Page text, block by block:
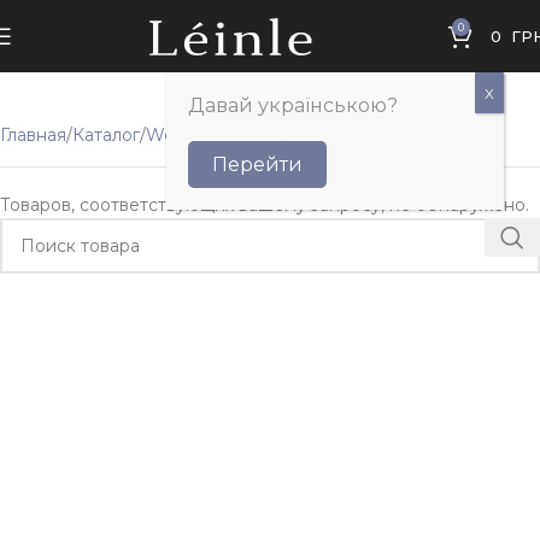
0 0
Главная Каталог Wellness
Товаров, соответствующих вашему запросу, не обнаружено.
Давай українською?
Перейти